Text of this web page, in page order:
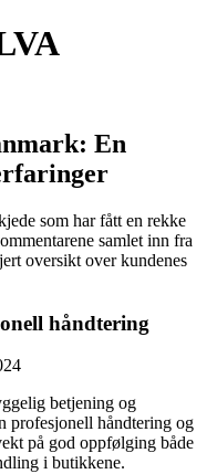
En
som har fått en rekke
samlet inn fra
oversikt over kundenes
håndtering
betjening og
profesjonell håndtering og
på god oppfølging både
i butikkene.